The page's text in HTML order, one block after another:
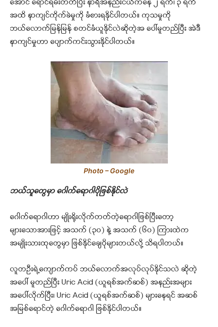
အောင် ရောင်ရမ်းတတ်ပြီး နာရီအနည်းငယ်ကနေ ၂ ရက်၊ ၃ ရက်
အထိ နာကျင်ကိုက်ခဲမှုကို ခံစားရနိုင်ပါတယ်။ ကုသမှုကို
ဘယ်လောက်မြန်မြန် စတင်ခံယူနိုင်လဲဆိုတဲ့အ ပေါ်မူတည်ပြီး အဲဒီ
နာကျင်မှုဟာ ပျောက်ကင်းသွားနိုင်ပါတယ်။
Photo – Google
ဘယ်သူတွေမှာ ဂေါက်ရောဂါပိုဖြစ်နိုင်လဲ
ဂေါက်ရောဂါဟာ မျိုးရိုးလိုက်တတ်တဲ့ရောဂါဖြစ်ပြီးတော့
များသောအားဖြင့် အသက် (၃၀) နဲ့ အသက် (၆၀) ကြားထဲက
အမျိုးသားထုတွေမှာ ဖြစ်နိုင်ချေပိုများတယ်လို့ သိရပါတယ်။
လူတဦးရဲ့ကျောက်ကပ် ဘယ်လောက်အလုပ်လုပ်နိုင်သလဲ ဆိုတဲ့
အပေါ် မူတည်ပြီး Uric Acid (ယူရစ်အက်ဆစ်) အနည်းအများ
အပေါ်လိုက်ပြီး၊ Uric Acid (ယူရစ်အက်ဆစ်) များနေရင် အဆစ်
အမြစ်ရောင်တဲ့ ဂေါက်ရောဂါ ဖြစ်နိုင်ပါတယ်။